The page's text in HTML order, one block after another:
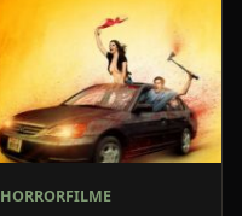
HORRORFILME